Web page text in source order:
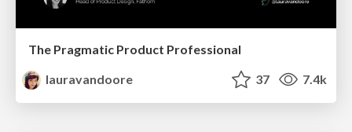
The Pragmatic Product Professional
lauravandoore
37 7.4k